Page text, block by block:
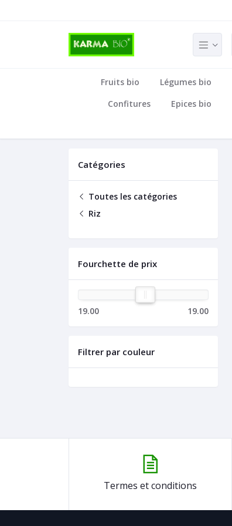
Fruits bio Légumes bio
Confitures
Epices bio
Catégories
Toutes les catégories
Riz
Fourchette de prix
19.00 19.00
Filtrer par couleur
Termes et conditions